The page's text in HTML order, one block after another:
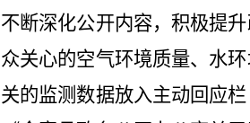
不断深化公开内容，积极提
众关心的空气环境质量、水
关的监测数据放入主动回应